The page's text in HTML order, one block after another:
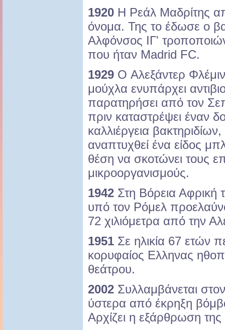
1920 Η Ρεάλ Μαδρίτης
όνομα. Της το έδωσε ο
Αλφόνσος ΙΓ'
που ήταν Madrid FC.
1929 O Αλεξάντερ
μούχλα ενυπάρχει
παρατηρήσει από τον
πριν καταστρέψει έναν
καλλιέργεια
αναπτυχθεί ένα είδος
θέση να σκοτώνει τους
μικροοργανισμούς.
1942 Στη Βόρεια Αφρική
υπό τον Ρόμελ
72 χιλιόμετρα από την
1951 Σε ηλικία 67 ετών
κορυφαίος Ελληνας
θεάτρου.
2002 Συλλαμβάνεται
ύστερα από έκρηξη
Αρχίζει η εξάρθρωση